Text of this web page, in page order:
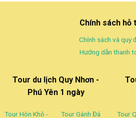
Chính sách hỗ
Chính sách và quy
Hướng dẫn thanh
Tour du lịch Quy Nhơn -
Phú Yên 1 ngày
Tour Hòn Khô -
Tour Gành Đá
Tour